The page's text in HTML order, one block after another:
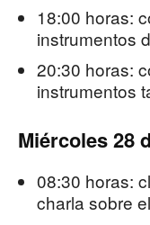
18:00 horas:
instrumentos
20:30 horas:
instrumentos
Miércoles 28
08:30 horas:
charla sobre